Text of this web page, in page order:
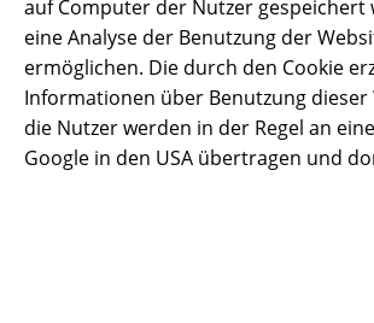
auf Computer der Nutzer gespeichert
eine Analyse der Benutzung der
ermöglichen. Die durch den Cookie
Informationen über Benutzung dieser
die Nutzer werden in der Regel an
Google in den USA übertragen und